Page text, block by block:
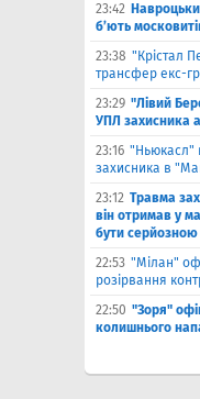
23:42
б’ють
23:38 "Крістал
трансфер екс-
23:29 "Лівий
УПЛ захисника
23:16 "Ньюкасл"
захисника в
23:12 Травма
він отримав у
бути серйозною
22:53 "Мілан"
розірвання
22:50 "Зоря"
колишнього